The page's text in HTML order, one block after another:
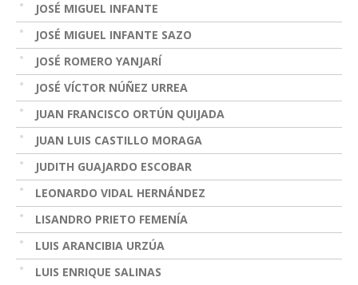
JOSÉ MIGUEL INFANTE
JOSÉ MIGUEL INFANTE SAZO
JOSÉ ROMERO YANJARÍ
JOSÉ VÍCTOR NÚÑEZ URREA
JUAN FRANCISCO ORTÚN QUIJADA
JUAN LUIS CASTILLO MORAGA
JUDITH GUAJARDO ESCOBAR
LEONARDO VIDAL HERNÁNDEZ
LISANDRO PRIETO FEMENÍA
LUIS ARANCIBIA URZÚA
LUIS ENRIQUE SALINAS